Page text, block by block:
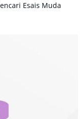
Esais Muda